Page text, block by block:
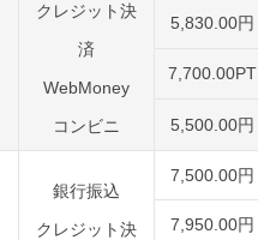
クレジット決
済
WebMoney
コンビニ
5,830.00円
7,700.00PT
5,500.00円
銀行振込
クレジット決
7,500.00円
7,950.00円